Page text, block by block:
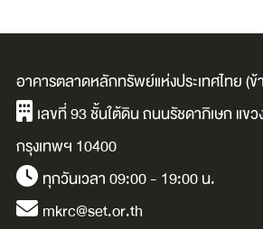
ฉบับประมวลถึงปี
2562 / สำนักงาน
คณะกรรมการ
กำกับหลักทรัพย์
และ
ตลาดหลักทรัพย์..
พัฒน
ค้
อาคารตลาดหลักทรัพย์แห่งประเทศไทย (
เลขที่ 93 ชั้นใต้ดิน ถนนรัชดาภิเษก แข
กรุงเทพฯ 10400
ทุกวันเวลา 09:00 - 19:00 น.
mkrc@set.or.th